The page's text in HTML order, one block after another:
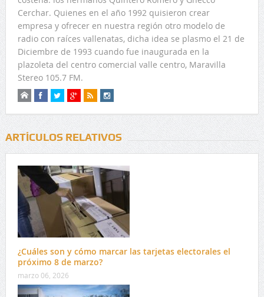
Cerchar. Quienes en el año 1992 quisieron crear
empresa y ofrecer en nuestra región otro modelo de
radio con raíces vallenatas, dicha idea se plasmo el 21 de
Diciembre de 1993 cuando fue inaugurada en la
plazoleta del centro comercial valle centro, Maravilla
Stereo 105.7 FM.
ARTÍCULOS RELATIVOS
¿Cuáles son y cómo marcar las tarjetas electorales el
próximo 8 de marzo?
marzo 06, 2026